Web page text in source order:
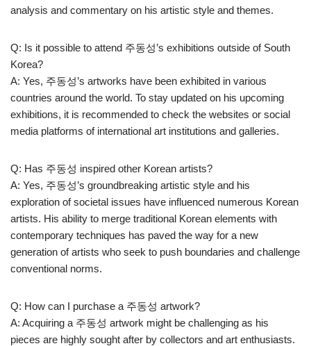
analysis and commentary on his artistic style and themes.
Q: Is it possible to attend 주동성’s exhibitions outside of South
Korea?
A: Yes, 주동성’s artworks have been exhibited in various
countries around the world. To stay updated on his upcoming
exhibitions, it is recommended to check the websites or social
media platforms of international art institutions and galleries.
Q: Has 주동성 inspired other Korean artists?
A: Yes, 주동성’s groundbreaking artistic style and his
exploration of societal issues have influenced numerous Korean
artists. His ability to merge traditional Korean elements with
contemporary techniques has paved the way for a new
generation of artists who seek to push boundaries and challenge
conventional norms.
Q: How can I purchase a 주동성 artwork?
A: Acquiring a 주동성 artwork might be challenging as his
pieces are highly sought after by collectors and art enthusiasts.